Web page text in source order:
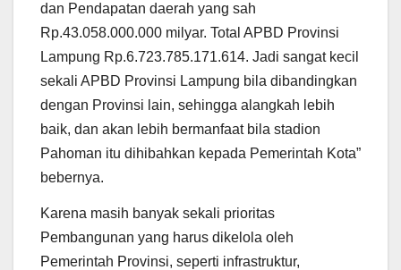
dan Pendapatan daerah yang sah
Rp.43.058.000.000 milyar. Total APBD Provinsi
Lampung Rp.6.723.785.171.614. Jadi sangat kecil
sekali APBD Provinsi Lampung bila dibandingkan
dengan Provinsi lain, sehingga alangkah lebih
baik, dan akan lebih bermanfaat bila stadion
Pahoman itu dihibahkan kepada Pemerintah Kota”
bebernya.
Karena masih banyak sekali prioritas
Pembangunan yang harus dikelola oleh
Pemerintah Provinsi, seperti infrastruktur,